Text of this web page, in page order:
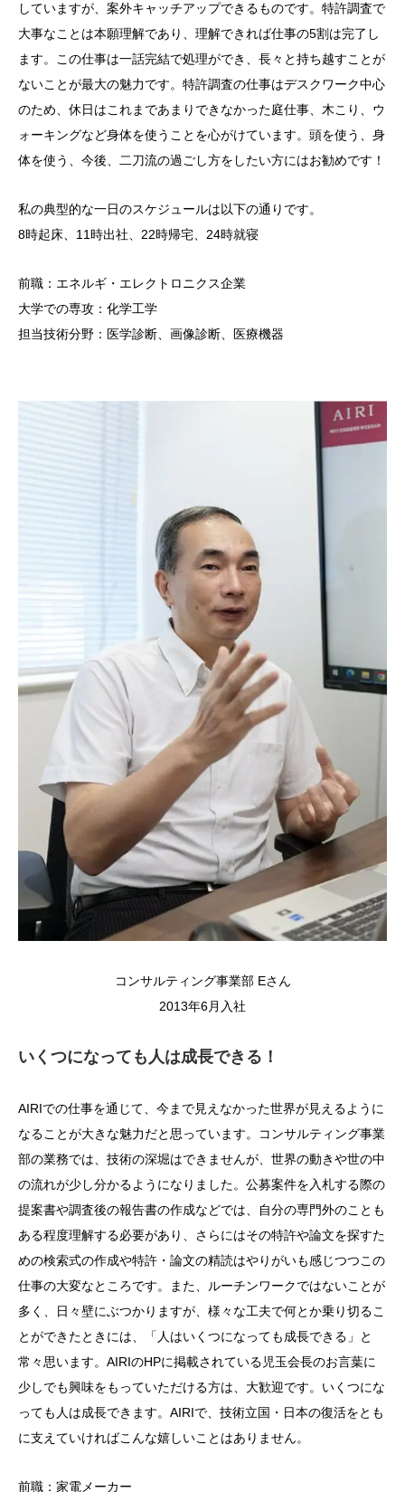
していますが、案外キャッチアップできるものです。特許調査で
大事なことは本願理解であり、理解できれば仕事の5割は完了し
ます。この仕事は一話完結で処理ができ、長々と持ち越すことが
ないことが最大の魅力です。特許調査の仕事はデスクワーク中心
のため、休日はこれまであまりできなかった庭仕事、木こり、ウ
ォーキングなど身体を使うことを心がけています。頭を使う、身
体を使う、今後、二刀流の過ごし方をしたい方にはお勧めです！
私の典型的な一日のスケジュールは以下の通りです。
8時起床、11時出社、22時帰宅、24時就寝
前職：エネルギ・エレクトロニクス企業
大学での専攻：化学工学
担当技術分野：医学診断、画像診断、医療機器
コンサルティング事業部 Eさん
2013年6月入社
いくつになっても人は成長できる！
AIRIでの仕事を通じて、今まで見えなかった世界が見えるように
なることが大きな魅力だと思っています。コンサルティング事業
部の業務では、技術の深堀はできませんが、世界の動きや世の中
の流れが少し分かるようになりました。公募案件を入札する際の
提案書や調査後の報告書の作成などでは、自分の専門外のことも
ある程度理解する必要があり、さらにはその特許や論文を探すた
めの検索式の作成や特許・論文の精読はやりがいも感じつつこの
仕事の大変なところです。また、ルーチンワークではないことが
多く、日々壁にぶつかりますが、様々な工夫で何とか乗り切るこ
とができたときには、「人はいくつになっても成長できる」と
常々思います。AIRIのHPに掲載されている児玉会長のお言葉に
少しでも興味をもっていただける方は、大歓迎です。いくつにな
っても人は成長できます。AIRIで、技術立国・日本の復活をとも
に支えていければこんな嬉しいことはありません。
前職：家電メーカー